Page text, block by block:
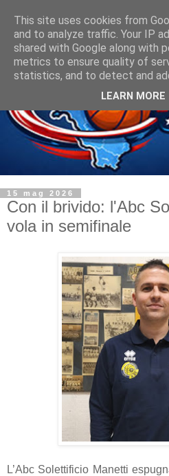
15 mag 2026
Con il brivido: l'Abc
vola in semifinale
L’Abc Solettificio Manetti
This site uses cookies from
and to analyze traffic. Your IP
shared with Google along with
metrics to ensure quality of
statistics, and to detect and
LEARN MORE